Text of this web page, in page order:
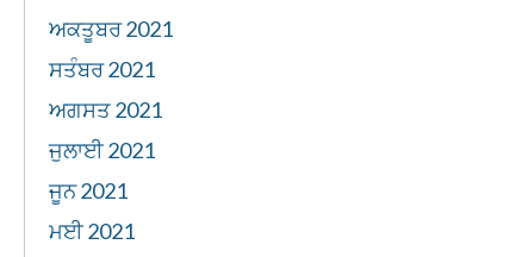
ਅਕਤੂਬਰ 2021
ਸਤੰਬਰ 2021
ਅਗਸਤ 2021
ਜੁਲਾਈ 2021
ਜੂਨ 2021
ਮਈ 2021